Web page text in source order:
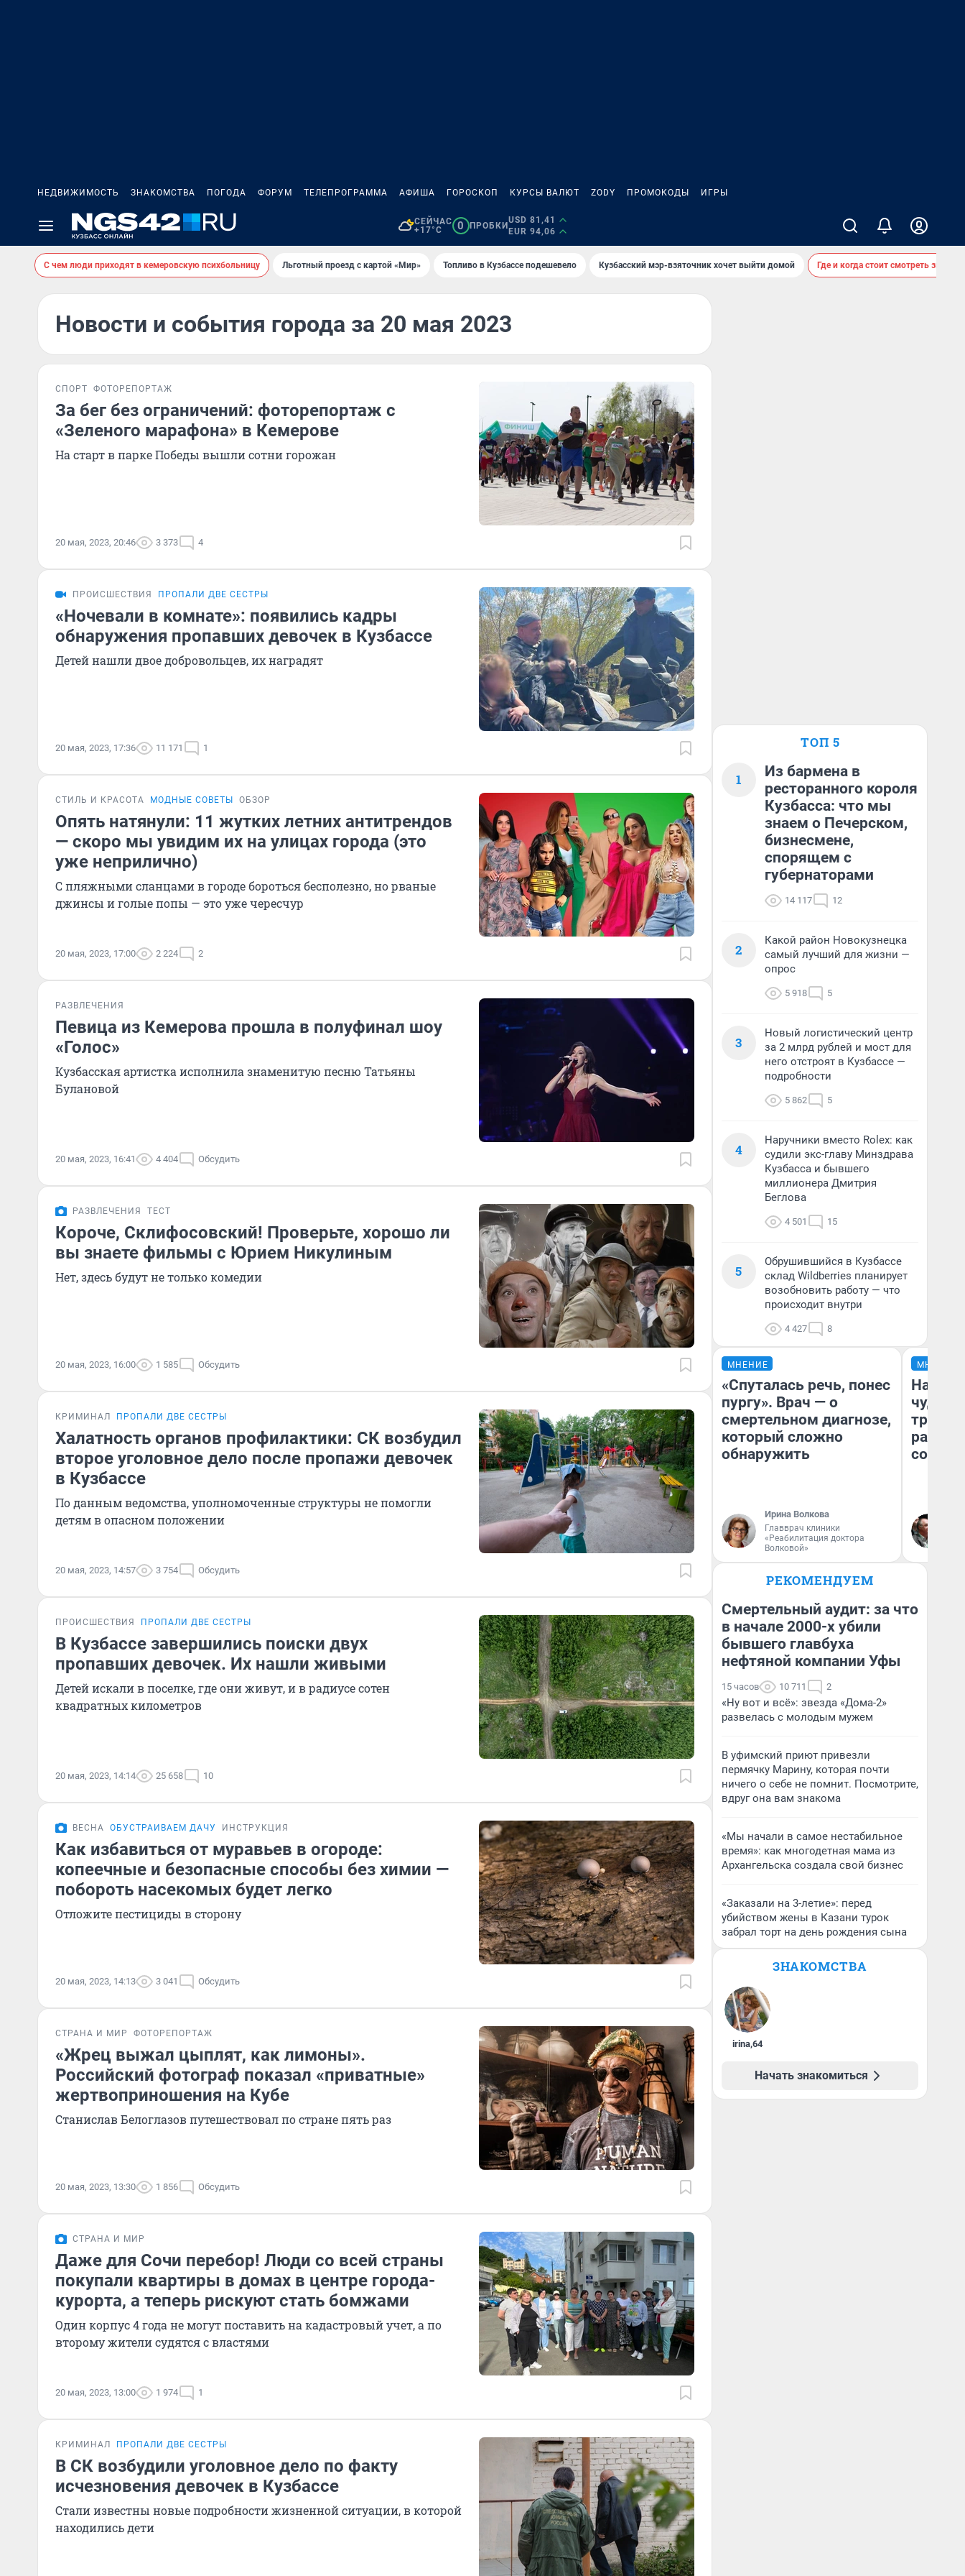
НЕДВИЖИМОСТЬ ЗНАКОМСТВА ПОГОДА ФОРУМ ТЕЛЕПРОГРАММА АФИША ГОРОСКОП КУРСЫ ВАЛЮТ ZODY ПРОМОКОДЫ ИГРЫ
СЕЙЧАС
+17°C
0 ПРОБКИ
USD 81,41
EUR 94,06
С чем люди приходят в кемеровскую психбольницу Льготный проезд с картой «Мир» Топливо в Кузбассе подешевело Кузбасский мэр-взяточник хочет выйти домой Где и когда стоит смотреть
Новости и события города за 20 мая 2023
СПОРТ ФОТОРЕПОРТАЖ
За бег без ограничений: фоторепортаж с
«Зеленого марафона» в Кемерове
На старт в парке Победы вышли сотни горожан
20 мая, 2023, 20:46 3 373 4
ПРОИСШЕСТВИЯ ПРОПАЛИ ДВЕ СЕСТРЫ
«Ночевали в комнате»: появились кадры
обнаружения пропавших девочек в Кузбассе
Детей нашли двое добровольцев, их наградят
20 мая, 2023, 17:36 11 171 1
СТИЛЬ И КРАСОТА МОДНЫЕ СОВЕТЫ ОБЗОР
Опять натянули: 11 жутких летних антитрендов
— скоро мы увидим их на улицах города (это
уже неприлично)
С пляжными сланцами в городе бороться бесполезно, но рваные
джинсы и голые попы — это уже чересчур
20 мая, 2023, 17:00 2 224 2
РАЗВЛЕЧЕНИЯ
Певица из Кемерова прошла в полуфинал шоу
«Голос»
Кузбасская артистка исполнила знаменитую песню Татьяны
Булановой
20 мая, 2023, 16:41 4 404 Обсудить
РАЗВЛЕЧЕНИЯ ТЕСТ
Короче, Склифосовский! Проверьте, хорошо ли
вы знаете фильмы с Юрием Никулиным
Нет, здесь будут не только комедии
20 мая, 2023, 16:00 1 585 Обсудить
КРИМИНАЛ ПРОПАЛИ ДВЕ СЕСТРЫ
Халатность органов профилактики: СК возбудил
второе уголовное дело после пропажи девочек
в Кузбассе
По данным ведомства, уполномоченные структуры не помогли
детям в опасном положении
20 мая, 2023, 14:57 3 754 Обсудить
ПРОИСШЕСТВИЯ ПРОПАЛИ ДВЕ СЕСТРЫ
В Кузбассе завершились поиски двух
пропавших девочек. Их нашли живыми
Детей искали в поселке, где они живут, и в радиусе сотен
квадратных километров
20 мая, 2023, 14:14 25 658 10
ВЕСНА ОБУСТРАИВАЕМ ДАЧУ ИНСТРУКЦИЯ
Как избавиться от муравьев в огороде:
копеечные и безопасные способы без химии —
побороть насекомых будет легко
Отложите пестициды в сторону
20 мая, 2023, 14:13 3 041 Обсудить
СТРАНА И МИР ФОТОРЕПОРТАЖ
«Жрец выжал цыплят, как лимоны».
Российский фотограф показал «приватные»
жертвоприношения на Кубе
Станислав Белоглазов путешествовал по стране пять раз
20 мая, 2023, 13:30 1 856 Обсудить
СТРАНА И МИР
Даже для Сочи перебор! Люди со всей страны
покупали квартиры в домах в центре города-
курорта, а теперь рискуют стать бомжами
Один корпус 4 года не могут поставить на кадастровый учет, а по
второму жители судятся с властями
20 мая, 2023, 13:00 1 974 1
КРИМИНАЛ ПРОПАЛИ ДВЕ СЕСТРЫ
В СК возбудили уголовное дело по факту
исчезновения девочек в Кузбассе
Стали известны новые подробности жизненной ситуации, в которой
находились дети
ТОП 5
1
Из бармена в
ресторанного короля
Кузбасса: что мы
знаем о Печерском,
бизнесмене,
спорящем с
губернаторами
14 117 12
2
Какой район Новокузнецка
самый лучший для жизни —
опрос
5 918 5
3
Новый логистический центр
за 2 млрд рублей и мост для
него отстроят в Кузбассе —
подробности
5 862 5
4
Наручники вместо Rolex: как
судили экс-главу Минздрава
Кузбасса и бывшего
миллионера Дмитрия
Беглова
4 501 15
5
Обрушившийся в Кузбассе
склад Wildberries планирует
возобновить работу — что
происходит внутри
4 427 8
МНЕНИЕ
«Спуталась речь, понес
пургу». Врач — о
смертельном диагнозе,
который сложно
обнаружить
Ирина Волкова
Главврач клиники
«Реабилитация доктора
Волковой»
МНЕНИЕ
чудом
РЕКОМЕНДУЕМ
Смертельный аудит: за что
в начале 2000-х убили
бывшего главбуха
нефтяной компании Уфы
15 часов 10 711 2
«Ну вот и всё»: звезда «Дома-2»
развелась с молодым мужем
В уфимский приют привезли
пермячку Марину, которая почти
ничего о себе не помнит. Посмотрите,
вдруг она вам знакома
«Мы начали в самое нестабильное
время»: как многодетная мама из
Архангельска создала свой бизнес
«Заказали на 3-летие»: перед
убийством жены в Казани турок
забрал торт на день рождения сына
ЗНАКОМСТВА
irina,64
Начать знакомиться